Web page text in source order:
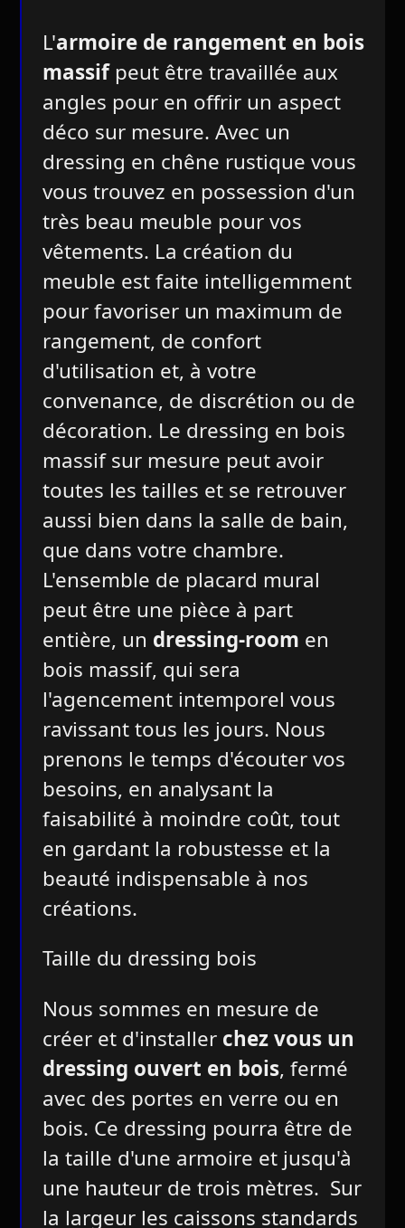
L'armoire de rangement en bois
massif peut être travaillée aux
angles pour en offrir un aspect
déco sur mesure. Avec un
dressing en chêne rustique vous
vous trouvez en possession d'un
très beau meuble pour vos
vêtements. La création du
meuble est faite intelligemment
pour favoriser un maximum de
rangement, de confort
d'utilisation et, à votre
convenance, de discrétion ou de
décoration. Le dressing en bois
massif sur mesure peut avoir
toutes les tailles et se retrouver
aussi bien dans la salle de bain,
que dans votre chambre.
L'ensemble de placard mural
peut être une pièce à part
entière, un dressing-room en
bois massif, qui sera
l'agencement intemporel vous
ravissant tous les jours. Nous
prenons le temps d'écouter vos
besoins, en analysant la
faisabilité à moindre coût, tout
en gardant la robustesse et la
beauté indispensable à nos
créations.
Taille du dressing bois
Nous sommes en mesure de
créer et d'installer chez vous un
dressing ouvert en bois, fermé
avec des portes en verre ou en
bois. Ce dressing pourra être de
la taille d'une armoire et jusqu'à
une hauteur de trois mètres. Sur
la largeur les caissons standards